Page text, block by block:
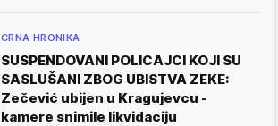
CRNA HRONIKA
SUSPENDOVANI POLICAJCI KOJI SU
SASLUŠANI ZBOG UBISTVA ZEKE:
Zečević ubijen u Kragujevcu -
kamere snimile likvidaciju